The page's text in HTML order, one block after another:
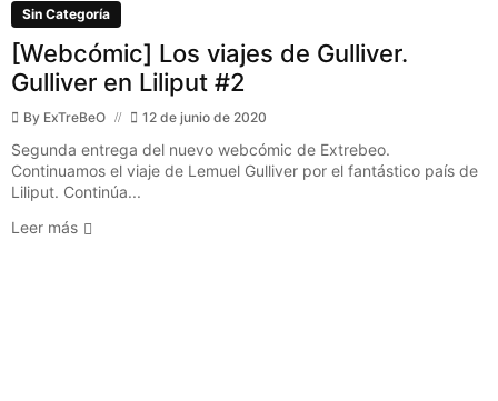
Sin Categoría
[Webcómic] Los viajes de Gulliver.
Gulliver en Liliput #2
By ExTreBeO 12 de junio de 2020
Segunda entrega del nuevo webcómic de Extrebeo.
Continuamos el viaje de Lemuel Gulliver por el fantástico país de
Liliput. Continúa...
Leer más